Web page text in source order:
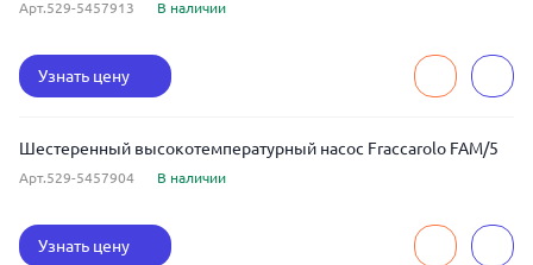
Арт.529-5457913 В наличии
Узнать цену
Шестеренный высокотемпературный насос Fraccarolo FAM/5
Арт.529-5457904 В наличии
Узнать цену